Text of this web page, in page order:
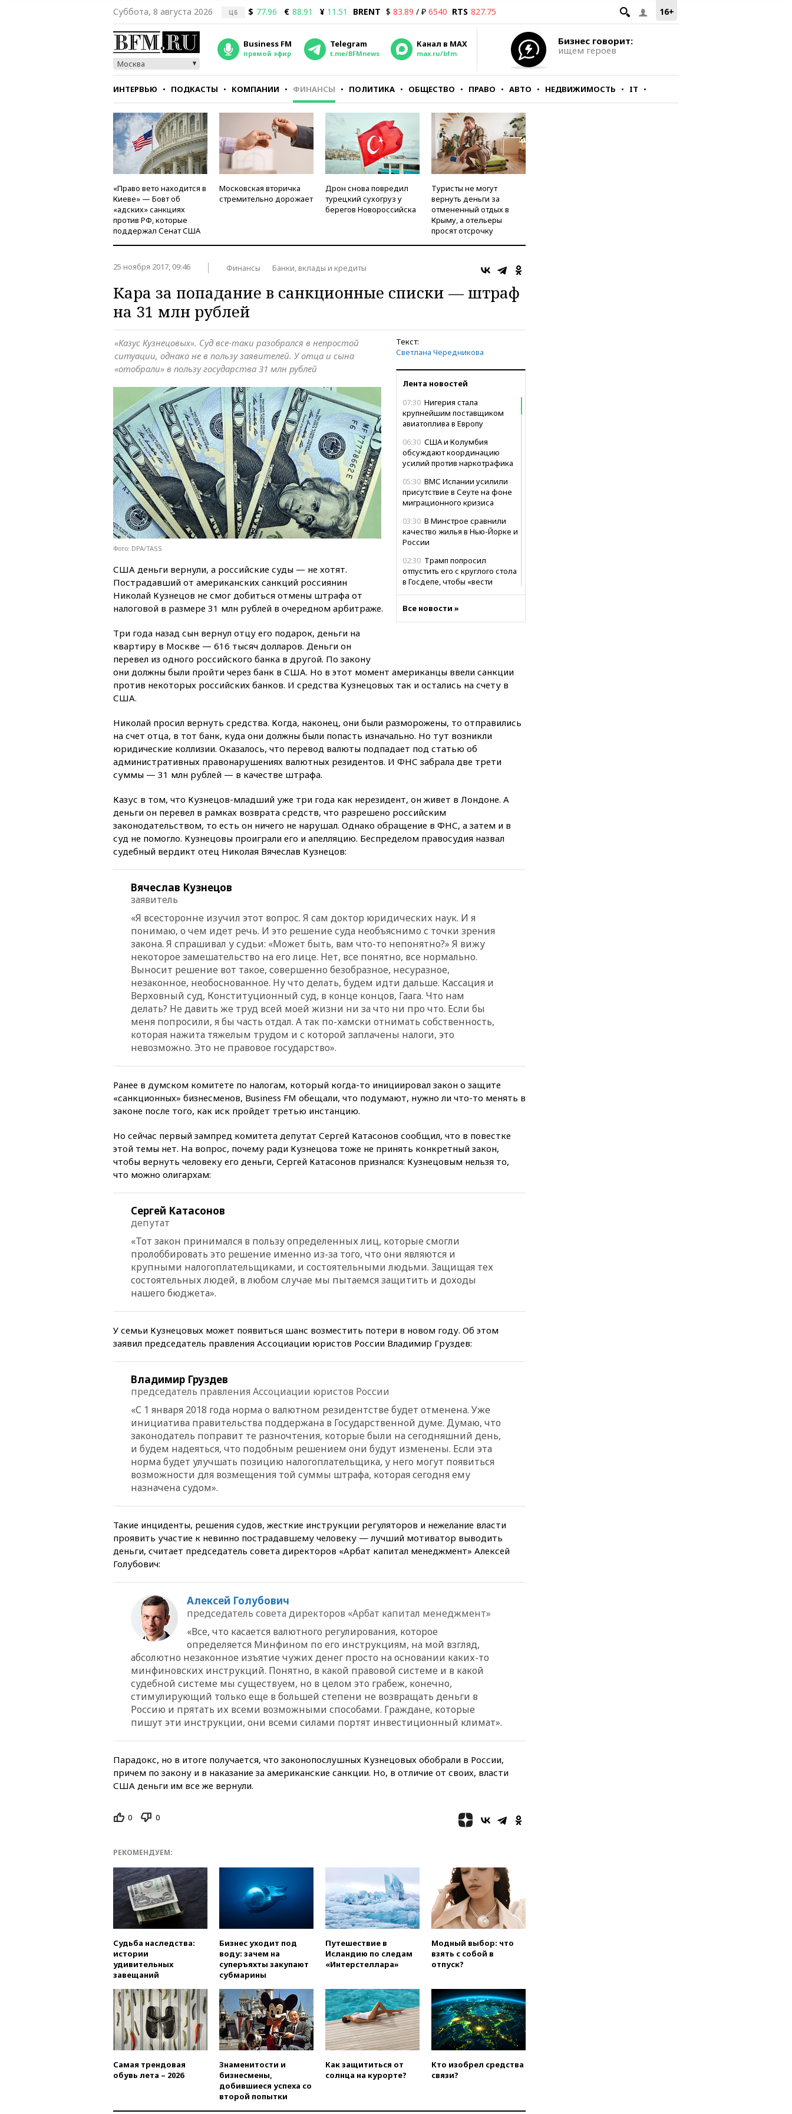
16+
Суббота, 8 августа 2026 ЦБ $ 77.96 € 88.91 ¥ 11.51 BRENT $ 83.89 / ₽ 6540 RTS 827.75
Москва
Business FM
прямой эфир
Telegram
t.me/BFMnews
Канал в MAX
max.ru/bfm
Бизнес говорит:
ищем героев
ИНТЕРВЬЮ ПОДКАСТЫ КОМПАНИИ ФИНАНСЫ ПОЛИТИКА ОБЩЕСТВО ПРАВО АВТО НЕДВИЖИМОСТЬ IT
СТИЛЬ ТЕСТЫ
«Право вето находится в
Киеве» — Бовт об
«адских» санкциях
против РФ, которые
поддержал Сенат США
Московская вторичка
стремительно дорожает
Дрон снова повредил
турецкий сухогруз у
берегов Новороссийска
Туристы не могут
вернуть деньги за
отмененный отдых в
Крыму, а отельеры
просят отсрочку
25 ноября 2017, 09:46 Финансы Банки, вклады и кредиты
Кара за попадание в санкционные списки — штраф
на 31 млн рублей
Текст:
Светлана Чередникова
Лента новостей
07:30 Нигерия стала
крупнейшим поставщиком
авиатоплива в Европу
06:30 США и Колумбия
обсуждают координацию
усилий против наркотрафика
05:30 ВМС Испании усилили
присутствие в Сеуте на фоне
миграционного кризиса
03:30 В Минстрое сравнили
качество жилья в Нью-Йорке и
России
02:30 Трамп попросил
отпустить его с круглого стола
в Госдепе, чтобы «вести
01:35 Мигрант погиб при
попытке попасть из Марокко в
коррупции
вчера, 23:35 Лукашенко
ЕС
вчера, 22:59 На башню
ресторана «Армения» в
Москве вернут утраченную
протаранил погранпункт при
попытке попасть в Россию
вчера, 22:28Бессент
анонсировал скорое
вчера, 22:00 Путин поручил
выделить средства на новые
РЛС для Белгородской
области
вчера, 21:56
отказал Украине в
использовании Starlink для
атак вглубь РФ
вчера, 21:35После пожара на
складе в Брянске возбудили
уголовное дело
РФ по гимнастике получили
Хорватии
НЛО
вчера, 21:00На границе
Украины с Польшей скопилось
свыше 6,5 тысячи грузовиков
сбила еще 75 украинских
беспилотников над Россией
вчера, 20:35Велосипедист
погиб при атаке FPV-дрона в
Белгородской области
финансировании
экстремизма
вчера, 20:15Сенат США
одобрил ужесточение
санкций против России и
Ирана
против журналистки Катерины
Гордеевой о фейках о ВС
вчера, 19:45ISU предоставил
фигуристкам Валиевой и
Трусовой
вчера, 19:35Зеленский
Альпах
вчера, 19:00
горение на складе в Брянске
ликвидировано
вчера, 18:55 Минобороны
отчиталось об ударах по двум
украинским сухогрузам в
Черном море
вчера, 18:47Школьники из РФ
ИИ
вчера, 18:39 Два человека
Беспилотник
атаковал турецкий сухогруз у
Китая и России вырос в этом
году более чем на четверть
вчера, 17:55Мужчина получил
ранения при атаке дрона на
Белгородскую область
авиакомпании США обязали
проверить самолеты Boeing на
наличие трещин
пятилетний ребенок погиб при
падении из окна десятого
этажа
вчера, 17:17 Bloomberg:
киберкомандование США
самоубийств своих служащих
Все новости »
«Казус Кузнецовых». Суд все-таки разобрался в непростой
ситуации, однако не в пользу заявителей. У отца и сына
«отобрали» в пользу государства 31 млн рублей
Фото: DPA/TASS
США деньги вернули, а российские суды — не хотят.
Пострадавший от американских санкций россиянин
Николай Кузнецов не смог добиться отмены штрафа от
налоговой в размере 31 млн рублей в очередном арбитраже.
Три года назад сын вернул отцу его подарок, деньги на
квартиру в Москве — 616 тысяч долларов. Деньги он
перевел из одного российского банка в другой. По закону
они должны были пройти через банк в США. Но в этот момент американцы ввели санкции
против некоторых российских банков. И средства Кузнецовых так и остались на счету в
США.
Николай просил вернуть средства. Когда, наконец, они были разморожены, то отправились
на счет отца, в тот банк, куда они должны были попасть изначально. Но тут возникли
юридические коллизии. Оказалось, что перевод валюты подпадает под статью об
административных правонарушениях валютных резидентов. И ФНС забрала две трети
суммы — 31 млн рублей — в качестве штрафа.
Казус в том, что Кузнецов-младший уже три года как нерезидент, он живет в Лондоне. А
деньги он перевел в рамках возврата средств, что разрешено российским
законодательством, то есть он ничего не нарушал. Однако обращение в ФНС, а затем и в
суд не помогло. Кузнецовы проиграли его и апелляцию. Беспределом правосудия назвал
судебный вердикт отец Николая Вячеслав Кузнецов:
Вячеслав Кузнецов
заявитель
«Я всесторонне изучил этот вопрос. Я сам доктор юридических наук. И я
понимаю, о чем идет речь. И это решение суда необъяснимо с точки зрения
закона. Я спрашивал у судьи: «Может быть, вам что-то непонятно?» Я вижу
некоторое замешательство на его лице. Нет, все понятно, все нормально.
Выносит решение вот такое, совершенно безобразное, несуразное,
незаконное, необоснованное. Ну что делать, будем идти дальше. Кассация и
Верховный суд, Конституционный суд, в конце концов, Гаага. Что нам
делать? Не давить же труд всей моей жизни ни за что ни про что. Если бы
меня попросили, я бы часть отдал. А так по-хамски отнимать собственность,
которая нажита тяжелым трудом и с которой заплачены налоги, это
невозможно. Это не правовое государство».
Ранее в думском комитете по налогам, который когда-то инициировал закон о защите
«санкционных» бизнесменов, Business FM обещали, что подумают, нужно ли что-то менять в
законе после того, как иск пройдет третью инстанцию.
Но сейчас первый зампред комитета депутат Сергей Катасонов сообщил, что в повестке
этой темы нет. На вопрос, почему ради Кузнецова тоже не принять конкретный закон,
чтобы вернуть человеку его деньги, Сергей Катасонов признался: Кузнецовым нельзя то,
что можно олигархам:
Сергей Катасонов
депутат
«Тот закон принимался в пользу определенных лиц, которые смогли
пролоббировать это решение именно из-за того, что они являются и
крупными налогоплательщиками, и состоятельными людьми. Защищая тех
состоятельных людей, в любом случае мы пытаемся защитить и доходы
нашего бюджета».
У семьи Кузнецовых может появиться шанс возместить потери в новом году. Об этом
заявил председатель правления Ассоциации юристов России Владимир Груздев:
Владимир Груздев
председатель правления Ассоциации юристов России
«С 1 января 2018 года норма о валютном резидентстве будет отменена. Уже
инициатива правительства поддержана в Государственной думе. Думаю, что
законодатель поправит те разночтения, которые были на сегодняшний день,
и будем надеяться, что подобным решением они будут изменены. Если эта
норма будет улучшать позицию налогоплательщика, у него могут появиться
возможности для возмещения той суммы штрафа, которая сегодня ему
назначена судом».
Такие инциденты, решения судов, жесткие инструкции регуляторов и нежелание власти
проявить участие к невинно пострадавшему человеку — лучший мотиватор выводить
деньги, считает председатель совета директоров «Арбат капитал менеджмент» Алексей
Голубович:
Алексей Голубович
председатель совета директоров «Арбат капитал менеджмент»
«Все, что касается валютного регулирования, которое
определяется Минфином по его инструкциям, на мой взгляд,
абсолютно незаконное изъятие чужих денег просто на основании каких-то
минфиновских инструкций. Понятно, в какой правовой системе и в какой
судебной системе мы существуем, но в целом это грабеж, конечно,
стимулирующий только еще в большей степени не возвращать деньги в
Россию и прятать их всеми возможными способами. Граждане, которые
пишут эти инструкции, они всеми силами портят инвестиционный климат».
Парадокс, но в итоге получается, что законопослушных Кузнецовых обобрали в России,
причем по закону и в наказание за американские санкции. Но, в отличие от своих, власти
США деньги им все же вернули.
0 0
РЕКОМЕНДУЕМ:
Судьба наследства:
истории
удивительных
завещаний
Бизнес уходит под
воду: зачем на
суперъяхты закупают
субмарины
Путешествие в
Исландию по следам
«Интерстеллара»
Модный выбор: что
взять с собой в
отпуск?
Самая трендовая
обувь лета – 2026
Знаменитости и
бизнесмены,
добившиеся успеха со
второй попытки
Как защититься от
солнца на курорте?
Кто изобрел средства
связи?